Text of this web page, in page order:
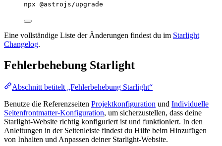
npx @astrojs/upgrade
Eine vollständige Liste der Änderungen findest du im Starlight
Changelog.
Fehlerbehebung Starlight
Abschnitt betitelt „Fehlerbehebung Starlight“
Benutze die Referenzseiten Projekt­konfiguration und Individuelle
Seitenfrontmatter-Konfiguration, um sicherzustellen, dass deine
Starlight-Website richtig konfiguriert ist und funktioniert. In den
Anleitungen in der Seitenleiste findest du Hilfe beim Hinzufügen
von Inhalten und Anpassen deiner Starlight-Website.